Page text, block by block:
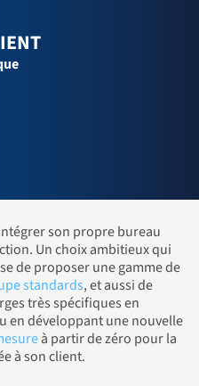
son propre bureau
Un choix ambitieux qui
de proposer une gamme de
standards, et aussi de
très spécifiques en
en développant une nouvelle
à partir de zéro pour la
à son client.